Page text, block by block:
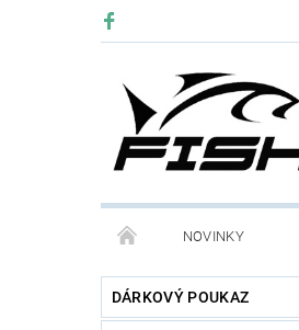
NOVINKY
DÁRKOVÝ POUKAZ